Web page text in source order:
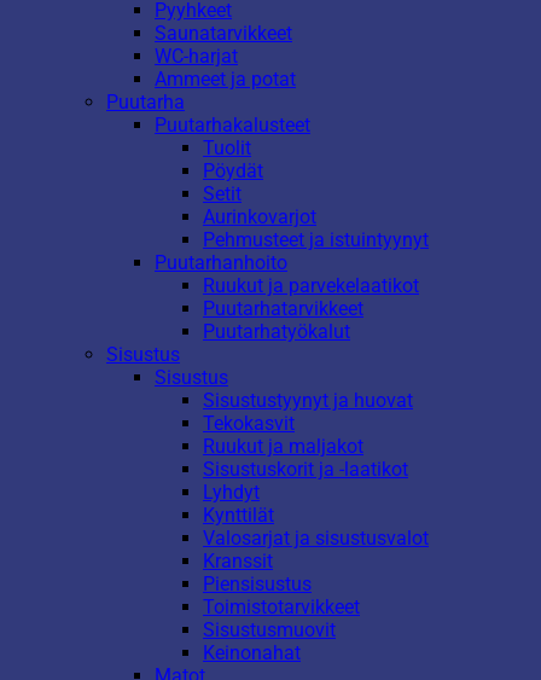
Pyyhkeet
Saunatarvikkeet
WC-harjat
Ammeet ja potat
Puutarha
Puutarhakalusteet
Tuolit
Pöydät
Setit
Aurinkovarjot
Pehmusteet ja istuintyynyt
Puutarhanhoito
Ruukut ja parvekelaatikot
Puutarhatarvikkeet
Puutarhatyökalut
Sisustus
Sisustus
Sisustustyynyt ja huovat
Tekokasvit
Ruukut ja maljakot
Sisustuskorit ja -laatikot
Lyhdyt
Kynttilät
Valosarjat ja sisustusvalot
Kranssit
Piensisustus
Toimistotarvikkeet
Sisustusmuovit
Keinonahat